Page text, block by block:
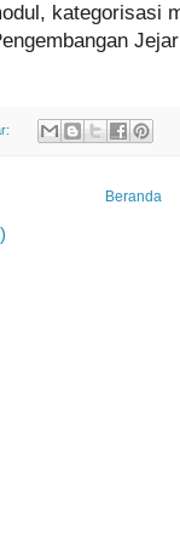
kategorisasi
Beranda